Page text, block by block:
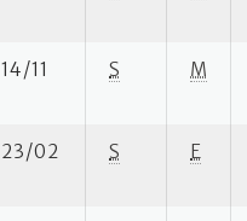
14/11 S M
23/02 S E